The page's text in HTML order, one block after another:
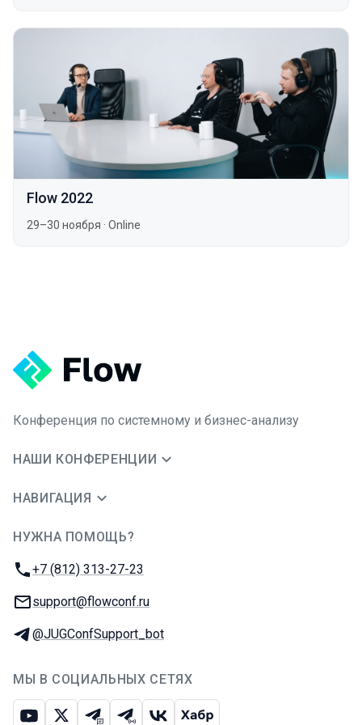
Flow 2022
29–30 ноября · Online
Конференция по системному и бизнес-анализу
НАШИ КОНФЕРЕНЦИИ
НАВИГАЦИЯ
НУЖНА ПОМОЩЬ?
Телефон:
+7 (812) 313-27-23
E-mail:
support@flowconf.ru
Телеграм:
@JUGConfSupport_bot
МЫ В СОЦИАЛЬНЫХ СЕТЯХ